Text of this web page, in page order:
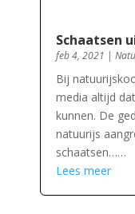
Schaatsen
feb 4, 2021 |
Bij
media altijd
kunnen. De
natuurijs
schaatsen……
Lees meer